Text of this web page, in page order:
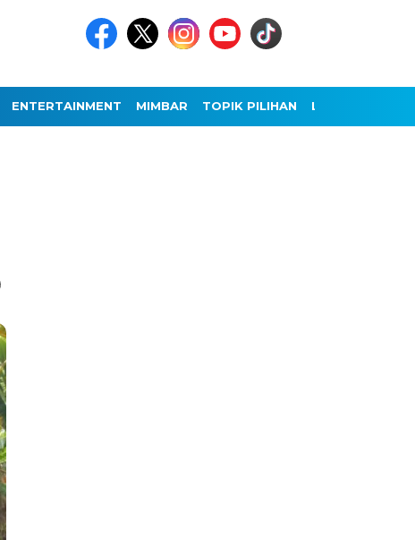
ENTERTAINMENT MIMBAR TOPIK PILIHAN LAINNYA